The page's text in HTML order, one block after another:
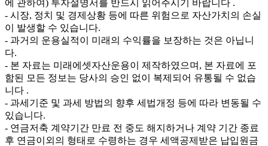
에 관하여) 투자설명서를 반드시 읽어주시기 바랍니다 .
- 시장, 정치 및 경제상황 등에 따른 위험으로 자산가치의 손실
이 발생할 수 있습니다.
- 과거의 운용실적이 미래의 수익률을 보장하는 것은 아닙니
다.
- 본 자료는 미래에셋자산운용이 제작하였으며, 본 자료에 포
함된 모든 정보는 당사의 승인 없이 복제되어 유통될 수 없습
니다 .
- 과세기준 및 과세 방법의 향후 세법개정 등에 따라 변동될 수
있습니다.
- 연금저축 계약기간 만료 전 중도 해지하거나 계약 기간 종료
후 연금이외의 형태로 수령하는 경우 세액공제받은 납입원금